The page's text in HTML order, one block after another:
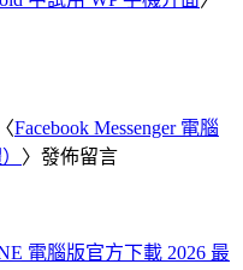
Facebook Messenger 電腦
〉發佈留言
電腦版官方下載 2026 最